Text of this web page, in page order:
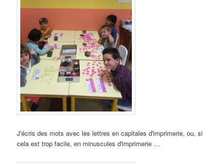
J'écris des mots avec les lettres en capitales d'imprimerie, ou, si
cela est trop facile, en minuscules d'imprimerie …